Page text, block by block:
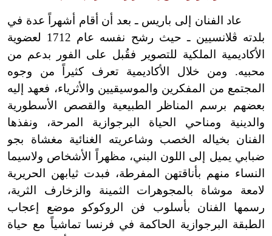
عاد الفنان إلى باريس ـ بعد أن أقام أشهراً عدة في
بلدته ڤلانسيين ـ حيث رشح نفسه عام 1712 لعضوية
الأكاديمية الملكية للتصوير فقُبل على الفور بدعم من
محبيه. ومن خلال الأكاديمية تعرف كثيراً من وجوه
المجتمع من المفكرين والموسيقيين والأثرياء، فعهد إليه
بعضهم برسم المناظر الطبيعية والقصص الأسطورية
والدينية ومناحي الحياة البرجوازية المرحة، ونفذها
الفنان بخياله الخصب وشاعريته الغنائية مغشاة بجو
ضبابي يميل إلى اللون البني، مظهراً الأشخاص ولاسيما
النساء منهم بأناقتهن المفرطة، فبدت ثيابهن الحريرية
لامعة موشاة بالمجوهرات الثمينة والزخارف الثرية،
رسمها الفنان بأسلوب فن الروكوكو موضع إعجاب
الطبقة البرجوازية الحاكمة في فرنسا تماشياً مع حياة